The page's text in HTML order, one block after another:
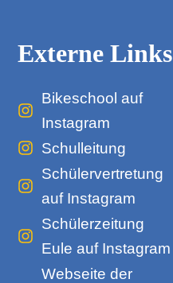
Externe Links
Bikeschool auf
Instagram
Schulleitung
Schülervertretung
auf Instagram
Schülerzeitung
Eule auf Instagram
Webseite der